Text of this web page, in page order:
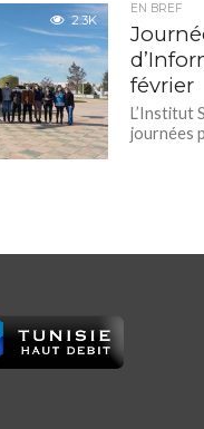
2.3K
EN BREF
février
L’Institut
journées